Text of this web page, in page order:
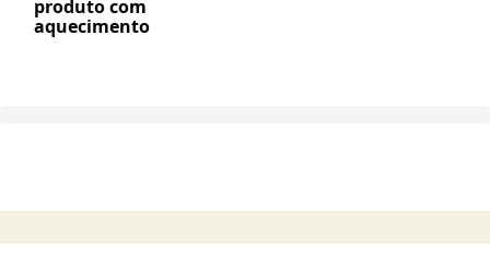
produto com
aquecimento